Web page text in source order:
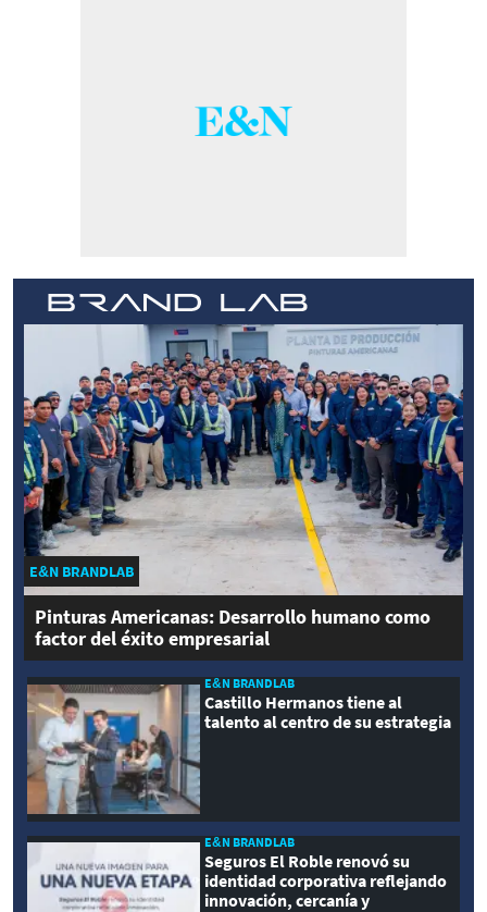
E&N BRANDLAB
Pinturas Americanas: Desarrollo humano como
factor del éxito empresarial
E&N BRANDLAB
Castillo Hermanos tiene al
talento al centro de su estrategia
E&N BRANDLAB
Seguros El Roble renovó su
identidad corporativa reflejando
innovación, cercanía y